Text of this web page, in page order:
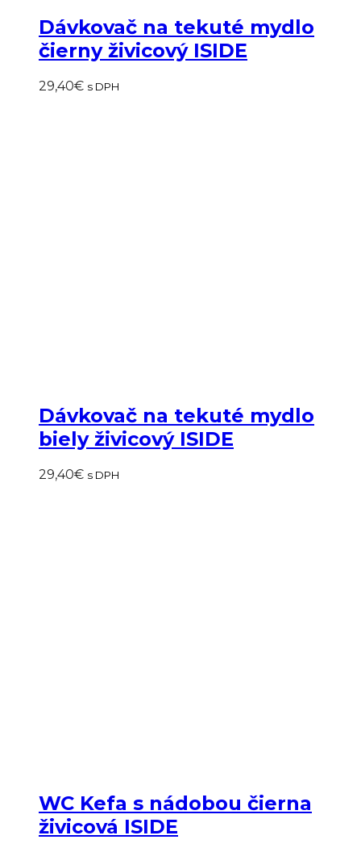
Dávkovač na tekuté mydlo
čierny živicový ISIDE
29,40€ s DPH
Dávkovač na tekuté mydlo
biely živicový ISIDE
29,40€ s DPH
WC Kefa s nádobou čierna
živicová ISIDE